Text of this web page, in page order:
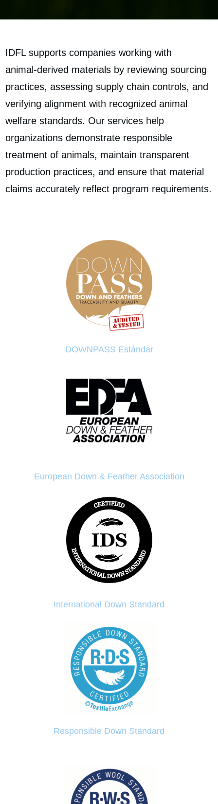
IDFL supports companies working with
animal‑derived materials by reviewing sourcing
practices, assessing supply chain controls, and
verifying alignment with recognized animal
welfare standards. Our services help
organizations demonstrate responsible
treatment of animals, maintain transparent
production practices, and ensure that material
claims accurately reflect program requirements.
DOWNPASS Estándar
European Down & Feather Association
International Down Standard
Responsible Down Standard